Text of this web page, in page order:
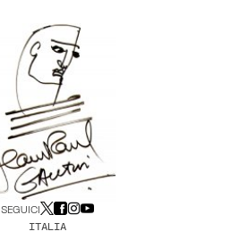
SEGUICI
ITALIA